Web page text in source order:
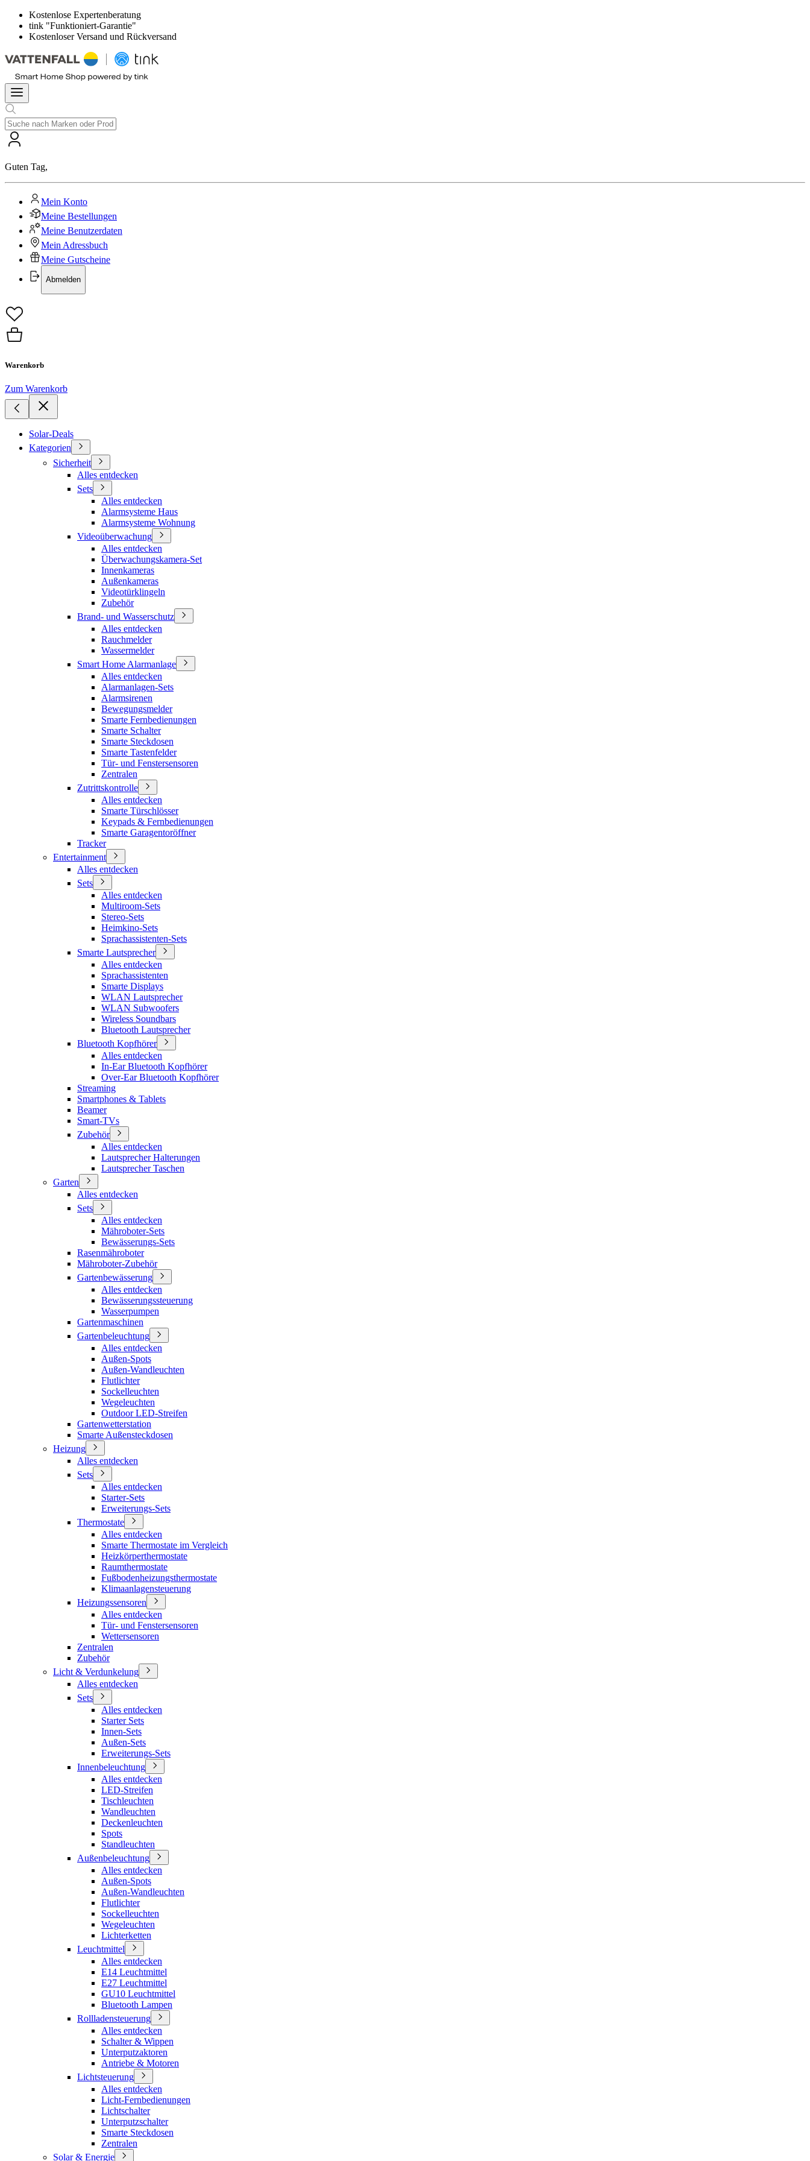
Kostenlose Expertenberatung
tink "Funktioniert-Garantie"
Kostenloser Versand und Rückversand
Guten Tag,
Mein Konto
Meine Bestellungen
Meine Benutzerdaten
Mein Adressbuch
Meine Gutscheine
Abmelden
Warenkorb
Zum Warenkorb
Solar-Deals
Kategorien
Sicherheit
Alles entdecken
Sets
Alles entdecken
Alarmsysteme Haus
Alarmsysteme Wohnung
Videoüberwachung
Alles entdecken
Überwachungskamera-Set
Innenkameras
Außenkameras
Videotürklingeln
Zubehör
Brand- und Wasserschutz
Alles entdecken
Rauchmelder
Wassermelder
Smart Home Alarmanlage
Alles entdecken
Alarmanlagen-Sets
Alarmsirenen
Bewegungsmelder
Smarte Fernbedienungen
Smarte Schalter
Smarte Steckdosen
Smarte Tastenfelder
Tür- und Fenstersensoren
Zentralen
Zutrittskontrolle
Alles entdecken
Smarte Türschlösser
Keypads & Fernbedienungen
Smarte Garagentoröffner
Tracker
Entertainment
Alles entdecken
Sets
Alles entdecken
Multiroom-Sets
Stereo-Sets
Heimkino-Sets
Sprachassistenten-Sets
Smarte Lautsprecher
Alles entdecken
Sprachassistenten
Smarte Displays
WLAN Lautsprecher
WLAN Subwoofers
Wireless Soundbars
Bluetooth Lautsprecher
Bluetooth Kopfhörer
Alles entdecken
In-Ear Bluetooth Kopfhörer
Over-Ear Bluetooth Kopfhörer
Streaming
Smartphones & Tablets
Beamer
Smart-TVs
Zubehör
Alles entdecken
Lautsprecher Halterungen
Lautsprecher Taschen
Garten
Alles entdecken
Sets
Alles entdecken
Mähroboter-Sets
Bewässerungs-Sets
Rasenmähroboter
Mähroboter-Zubehör
Gartenbewässerung
Alles entdecken
Bewässerungssteuerung
Wasserpumpen
Gartenmaschinen
Gartenbeleuchtung
Alles entdecken
Außen-Spots
Außen-Wandleuchten
Flutlichter
Sockelleuchten
Wegeleuchten
Outdoor LED-Streifen
Gartenwetterstation
Smarte Außensteckdosen
Heizung
Alles entdecken
Sets
Alles entdecken
Starter-Sets
Erweiterungs-Sets
Thermostate
Alles entdecken
Smarte Thermostate im Vergleich
Heizkörperthermostate
Raumthermostate
Fußbodenheizungsthermostate
Klimaanlagensteuerung
Heizungssensoren
Alles entdecken
Tür- und Fenstersensoren
Wettersensoren
Zentralen
Zubehör
Licht & Verdunkelung
Alles entdecken
Sets
Alles entdecken
Starter Sets
Innen-Sets
Außen-Sets
Erweiterungs-Sets
Innenbeleuchtung
Alles entdecken
LED-Streifen
Tischleuchten
Wandleuchten
Deckenleuchten
Spots
Standleuchten
Außenbeleuchtung
Alles entdecken
Außen-Spots
Außen-Wandleuchten
Flutlichter
Sockelleuchten
Wegeleuchten
Lichterketten
Leuchtmittel
Alles entdecken
E14 Leuchtmittel
E27 Leuchtmittel
GU10 Leuchtmittel
Bluetooth Lampen
Rollladensteuerung
Alles entdecken
Schalter & Wippen
Unterputzaktoren
Antriebe & Motoren
Lichtsteuerung
Alles entdecken
Licht-Fernbedienungen
Lichtschalter
Unterputzschalter
Smarte Steckdosen
Zentralen
Solar & Energie